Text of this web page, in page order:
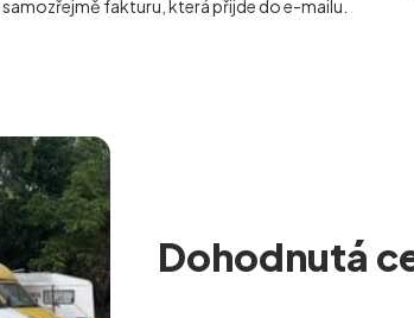
fakturu, která přijde do e-mailu.
Dohodnutá